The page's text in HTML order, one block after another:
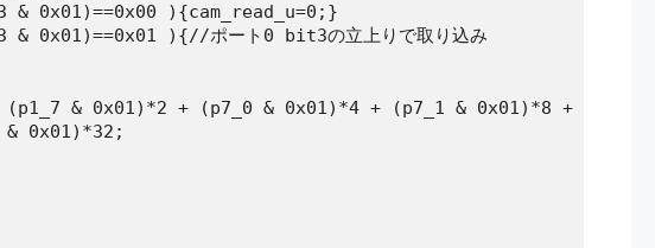
& 0x01)==0x00 ){cam_read_u=0;}
0x01)==0x01 ){//ポート0 bit3の立上りで取り込み
(p1_7 & 0x01)*2 + (p7_0 & 0x01)*4 + (p7_1 & 0x01)*8 +
0x01)*32;